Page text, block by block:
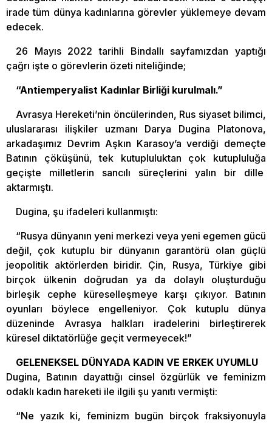
irade tüm dünya kadınlarına görevler yüklemeye devam
edecek.
26 Mayıs 2022 tarihli Bindallı sayfamızdan yaptığı
çağrı işte o görevlerin özeti niteliğinde;
“Antiemperyalist Kadınlar Birliği kurulmalı.”
Avrasya Hereketi’nin öncülerinden, Rus siyaset bilimci,
uluslararası ilişkiler uzmanı Darya Dugina Platonova,
arkadaşımız Devrim Aşkın Karasoy’a verdiği demeçte
Batının çöküşünü, tek kutupluluktan çok kutupluluğa
geçişte milletlerin sancılı süreçlerini yalın bir dille
aktarmıştı.
Dugina, şu ifadeleri kullanmıştı:
“Rusya dünyanın yeni merkezi veya yeni egemen gücü
değil, çok kutuplu bir dünyanın garantörü olan güçlü
jeopolitik aktörlerden biridir. Çin, Rusya, Türkiye gibi
birçok ülkenin doğrudan ya da dolaylı oluşturduğu
birleşik cephe küreselleşmeye karşı çıkıyor. Batının
oyunları böylece engelleniyor. Çok kutuplu dünya
düzeninde Avrasya halkları iradelerini birleştirerek
küresel diktatörlüğe geçit vermeyecek!”
GELENEKSEL DÜNYADA KADIN VE ERKEK UYUMLU
Dugina, Batının dayattığı cinsel özgürlük ve feminizm
odaklı kadın hareketi ile ilgili şu yanıtı vermişti:
“Ne yazık ki, feminizm bugün birçok fraksiyonuyla